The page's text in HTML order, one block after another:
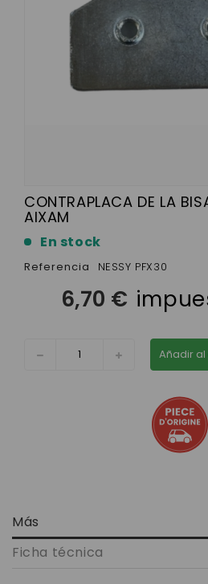
CONTRAPLACA DE LA
AIXAM
En stock
Referencia NESSY PFX30
6,70 €
Añadir
Más
Ficha técnica